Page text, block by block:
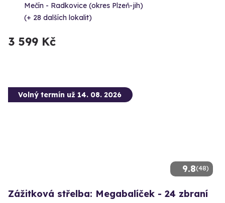
Mečín - Radkovice (okres Plzeň-jih)
(+ 28 dalších lokalit)
3 599 Kč
9.8(48)
Volný termín už 14. 08. 2026
Zážitková střelba: Megabalíček - 24 zbraní